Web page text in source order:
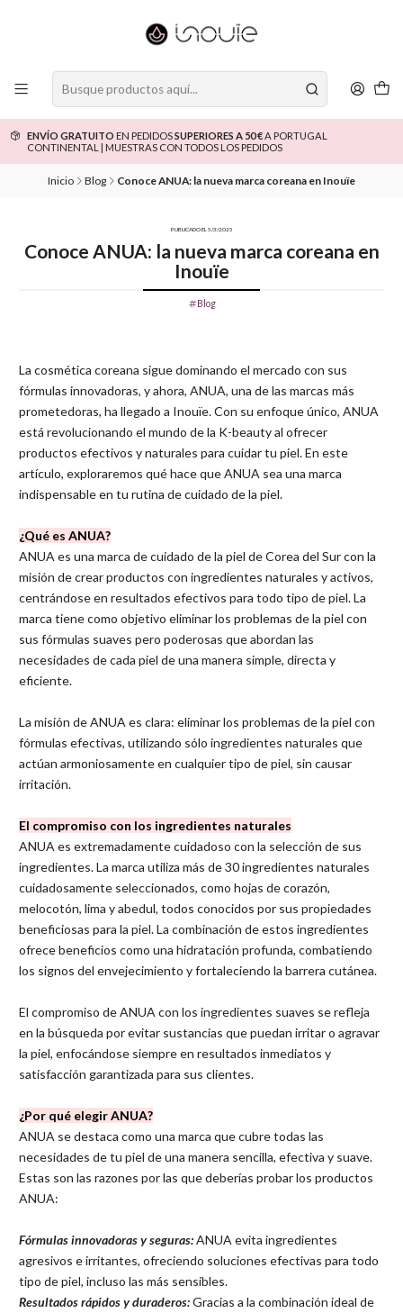
ENVÍO GRATUITO EN PEDIDOSSUPERIORES A 50 €A PORTUGAL
CONTINENTAL | MUESTRAS CON TODOS LOS PEDIDOS
Inicio Blog Conoce ANUA: la nueva marca coreana en Inouïe
PUBLICADO EL 5/3/2025
Conoce ANUA: la nueva marca coreana en
Inouïe
Blog
La cosmética coreana sigue dominando el mercado con sus
fórmulas innovadoras, y ahora, ANUA, una de las marcas más
prometedoras, ha llegado a Inouïe. Con su enfoque único, ANUA
está revolucionando el mundo de la K-beauty al ofrecer
productos efectivos y naturales para cuidar tu piel. En este
artículo, exploraremos qué hace que ANUA sea una marca
indispensable en tu rutina de cuidado de la piel.
¿Qué es ANUA?
ANUA es una marca de cuidado de la piel de Corea del Sur con la
misión de crear productos con ingredientes naturales y activos,
centrándose en resultados efectivos para todo tipo de piel. La
marca tiene como objetivo eliminar los problemas de la piel con
sus fórmulas suaves pero poderosas que abordan las
necesidades de cada piel de una manera simple, directa y
eficiente.
La misión de ANUA es clara: eliminar los problemas de la piel con
fórmulas efectivas, utilizando sólo ingredientes naturales que
actúan armoniosamente en cualquier tipo de piel, sin causar
irritación.
El compromiso con los ingredientes naturales
ANUA es extremadamente cuidadoso con la selección de sus
ingredientes. La marca utiliza más de 30 ingredientes naturales
cuidadosamente seleccionados, como hojas de corazón,
melocotón, lima y abedul, todos conocidos por sus propiedades
beneficiosas para la piel. La combinación de estos ingredientes
ofrece beneficios como una hidratación profunda, combatiendo
los signos del envejecimiento y fortaleciendo la barrera cutánea.
El compromiso de ANUA con los ingredientes suaves se refleja
en la búsqueda por evitar sustancias que puedan irritar o agravar
la piel, enfocándose siempre en resultados inmediatos y
satisfacción garantizada para sus clientes.
¿Por qué elegir ANUA?
ANUA se destaca como una marca que cubre todas las
necesidades de tu piel de una manera sencilla, efectiva y suave.
Estas son las razones por las que deberías probar los productos
ANUA:
Fórmulas innovadoras y seguras:ANUA evita ingredientes
agresivos e irritantes, ofreciendo soluciones efectivas para todo
tipo de piel, incluso las más sensibles.
Resultados rápidos y duraderos:Gracias a la combinación ideal de